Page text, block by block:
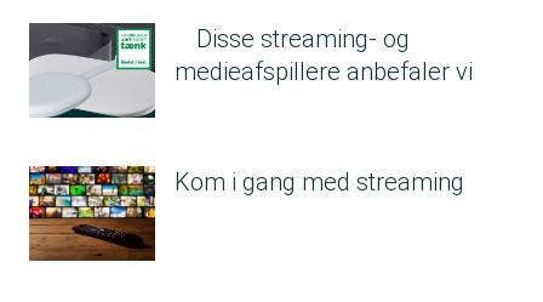
Disse streaming- og
medieafspillere anbefaler vi
Kom i gang med streaming